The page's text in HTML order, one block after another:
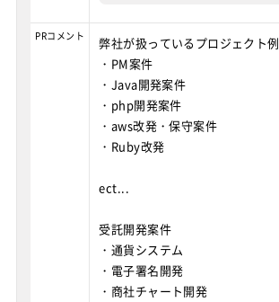
PRコメント
弊社が扱っているプロジェクト例
・PM案件
・Java開発案件
・php開発案件
・aws改発・保守案件
・Ruby改発
ect...
受託開発案件
・通貨システム
・電子署名開発
・商社チャート開発